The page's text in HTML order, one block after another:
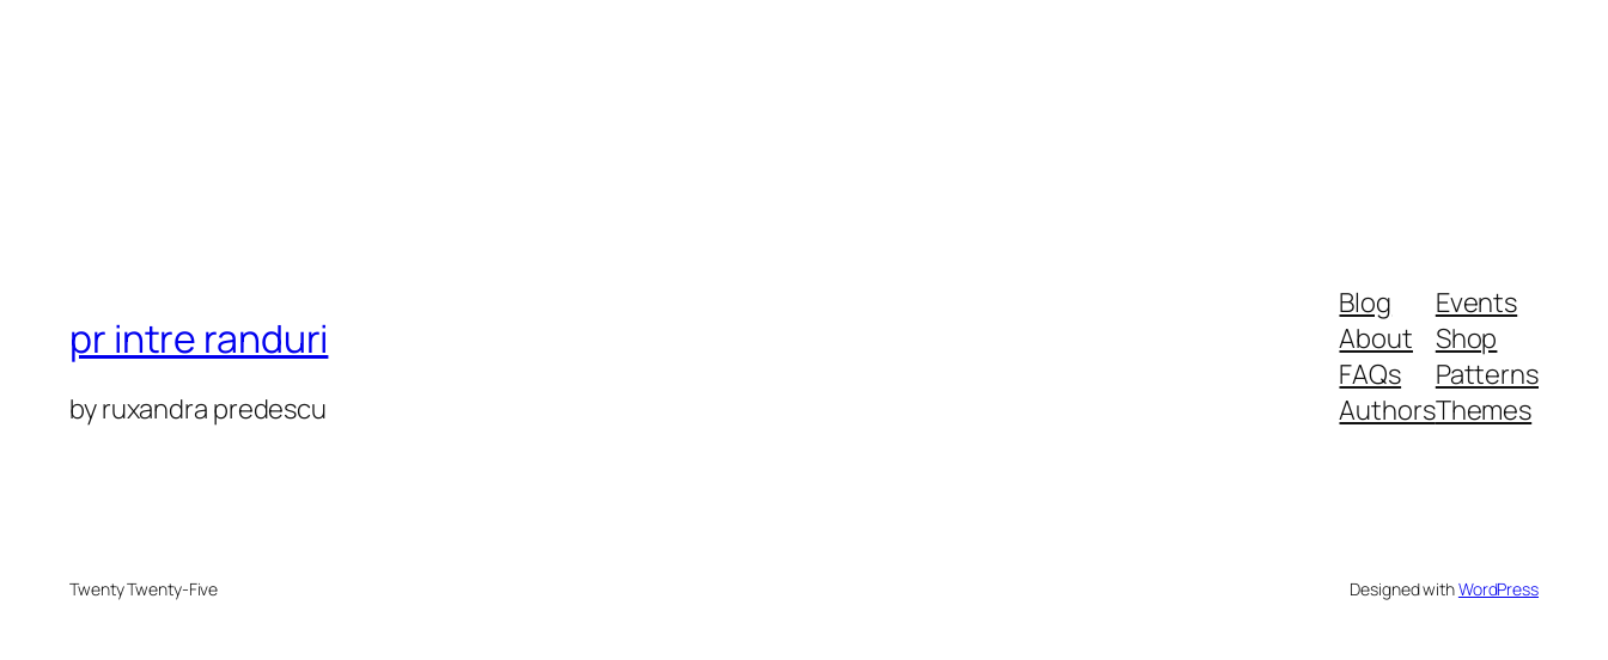
pr intre randuri
by ruxandra predescu
Blog
About
FAQs
Authors
Events
Shop
Patterns
Themes
Twenty Twenty-Five Designed withWordPress